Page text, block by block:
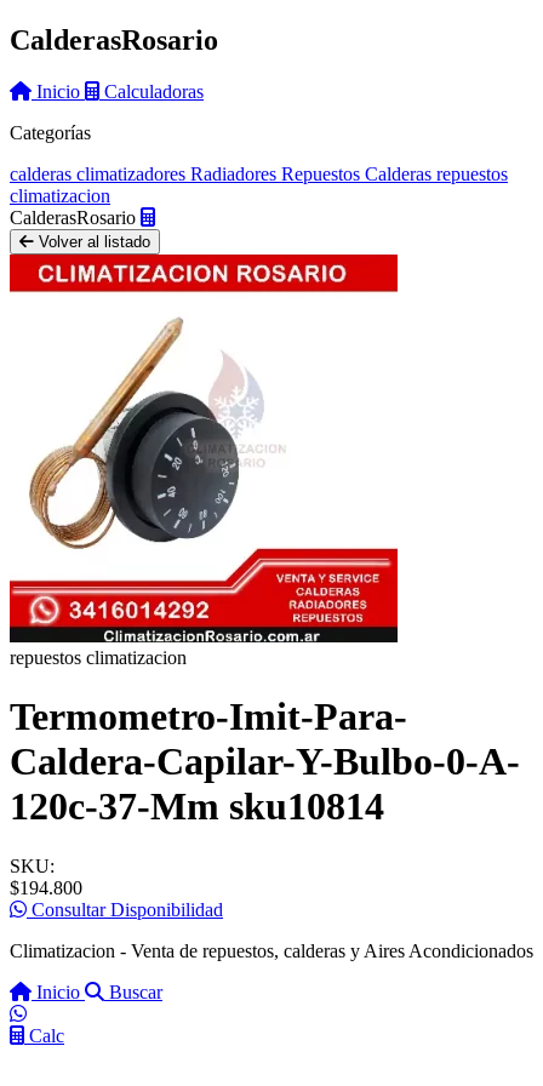
CalderasRosario
Inicio
Calculadoras
Categorías
calderas climatizadores Radiadores Repuestos Calderas repuestos
climatizacion
CalderasRosario
Volver al listado
repuestos climatizacion
Termometro-Imit-Para-
Caldera-Capilar-Y-Bulbo-0-A-
120c-37-Mm sku10814
SKU:
$194.800
Consultar Disponibilidad
Climatizacion - Venta de repuestos, calderas y Aires Acondicionados
Inicio
Buscar
Calc